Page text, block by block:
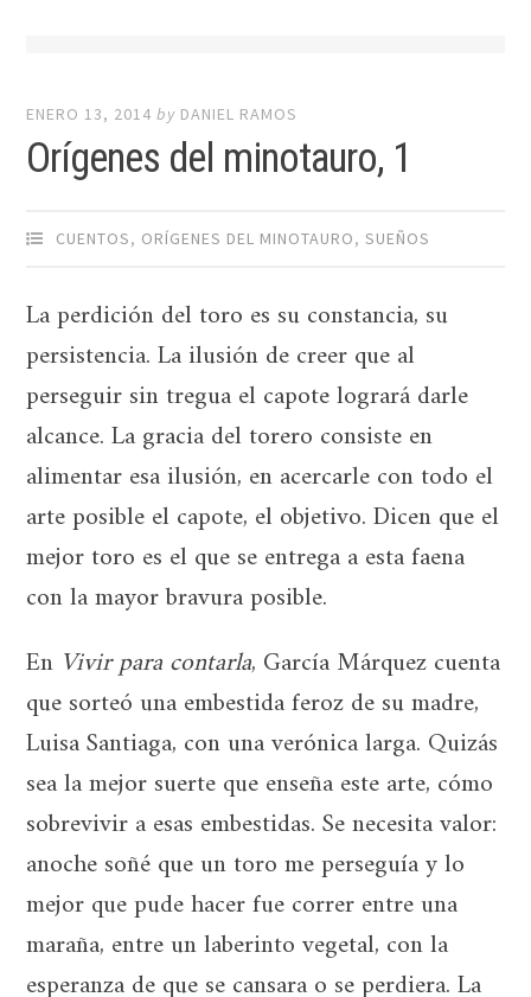
ENERO 13, 2014 by DANIEL RAMOS
Orígenes del minotauro, 1
CUENTOS, ORÍGENES DEL MINOTAURO,SUEÑOS
La perdición del toro es su constancia, su
persistencia. La ilusión de creer que al
perseguir sin tregua el capote logrará darle
alcance. La gracia del torero consiste en
alimentar esa ilusión, en acercarle con todo el
arte posible el capote, el objetivo. Dicen que el
mejor toro es el que se entrega a esta faena
con la mayor bravura posible.
En Vivir para contarla, García Márquez cuenta
que sorteó una embestida feroz de su madre,
Luisa Santiaga, con una verónica larga. Quizás
sea la mejor suerte que enseña este arte, cómo
sobrevivir a esas embestidas. Se necesita valor:
anoche soñé que un toro me perseguía y lo
mejor que pude hacer fue correr entre una
maraña, entre un laberinto vegetal, con la
esperanza de que se cansara o se perdiera. La